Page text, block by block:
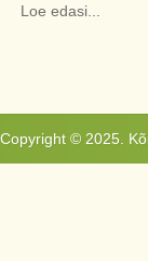
Loe edasi...
Copyright © 2025.